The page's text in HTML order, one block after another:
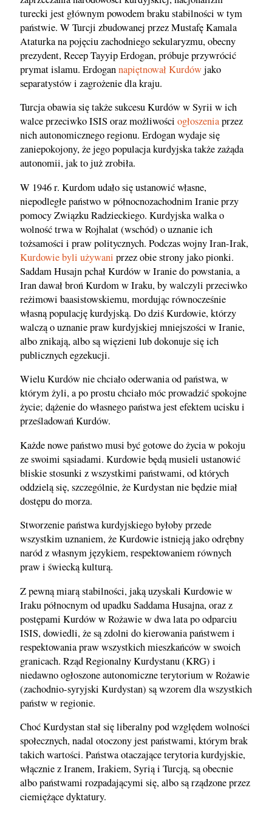
turecki jest głównym powodem braku stabilności w tym
państwie. W Turcji zbudowanej przez Mustafę Kamala
Ataturka na pojęciu zachodniego sekularyzmu, obecny
prezydent, Recep Tayyip Erdogan, próbuje przywrócić
prymat islamu. Erdogannapiętnował Kurdówjako
separatystów i zagrożenie dla kraju.
Turcja obawia się także sukcesu Kurdów w Syrii w ich
walce przeciwko ISIS oraz możliwości ogłoszeniaprzez
nich autonomicznego regionu. Erdogan wydaje się
zaniepokojony, że jego populacja kurdyjska także zażąda
autonomii, jak to już zrobiła.
W 1946 r. Kurdom udało się ustanowić własne,
niepodległe państwo w północnozachodnim Iranie przy
pomocy Związku Radzieckiego. Kurdyjska walka o
wolność trwa w Rojhalat (wschód) o uznanie ich
tożsamości i praw politycznych. Podczas wojny Iran-Irak,
Kurdowie byli używani przez obie strony jako pionki.
Saddam Husajn pchał Kurdów w Iranie do powstania, a
Iran dawał broń Kurdom w Iraku, by walczyli przeciwko
reżimowi baasistowskiemu, mordując równocześnie
własną populację kurdyjską. Do dziś Kurdowie, którzy
walczą o uznanie praw kurdyjskiej mniejszości w Iranie,
albo znikają, albo są więzieni lub dokonuje się ich
publicznych egzekucji.
Wielu Kurdów nie chciało oderwania od państwa, w
którym żyli, a po prostu chciało móc prowadzić spokojne
życie; dążenie do własnego państwa jest efektem ucisku i
prześladowań Kurdów.
Każde nowe państwo musi być gotowe do życia w pokoju
ze swoimi sąsiadami. Kurdowie będą musieli ustanowić
bliskie stosunki z wszystkimi państwami, od których
oddzielą się, szczególnie, że Kurdystan nie będzie miał
dostępu do morza.
Stworzenie państwa kurdyjskiego byłoby przede
wszystkim uznaniem, że Kurdowie istnieją jako odrębny
naród z własnym językiem, respektowaniem równych
praw i świecką kulturą.
Z pewną miarą stabilności, jaką uzyskali Kurdowie w
Iraku północnym od upadku Saddama Husajna, oraz z
postępami Kurdów w Rożawie w dwa lata po odparciu
ISIS, dowiedli, że są zdolni do kierowania państwem i
respektowania praw wszystkich mieszkańców w swoich
granicach. Rząd Regionalny Kurdystanu (KRG) i
niedawno ogłoszone autonomiczne terytorium w Rożawie
(zachodnio-syryjski Kurdystan) są wzorem dla wszystkich
państw w regionie.
Choć Kurdystan stał się liberalny pod względem wolności
społecznych, nadal otoczony jest państwami, którym brak
takich wartości. Państwa otaczające terytoria kurdyjskie,
włącznie z Iranem, Irakiem, Syrią i Turcją, są obecnie
albo państwami rozpadającymi się, albo są rządzone przez
ciemiężące dyktatury.